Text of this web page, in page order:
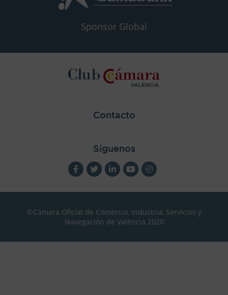
Sponsor Global
Contacto
Síguenos
©Cámara Oficial de Comercio, Industria, Servicios y
Navegación de València 2020